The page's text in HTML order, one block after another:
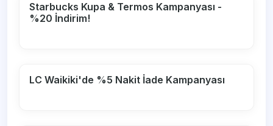
Starbucks Kupa & Termos Kampanyası -
%20 İndirim!
LC Waikiki'de %5 Nakit İade Kampanyası